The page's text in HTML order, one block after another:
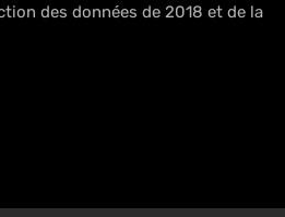
des données de 2018 et de la